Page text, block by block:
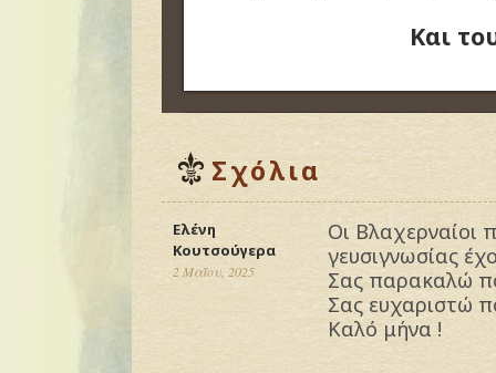
Και
Σχόλια
Ελένη
Κουτσούγερα
2 Μαΐου, 2025
Οι Βλαχερναίοι
γευσιγνωσίας
Σας παρακαλώ
Σας ευχαριστώ
Καλό μήνα !